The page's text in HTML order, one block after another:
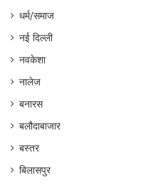
धर्म/समाज
नई दिल्ली
नवकेशा
नालेज
बनारस
बलौदाबाजार
बस्तर
बिलासपुर